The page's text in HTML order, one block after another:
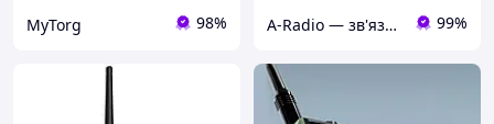
MyTorg 98% A-Radio — зв'язок, радіо, електроніка 99%